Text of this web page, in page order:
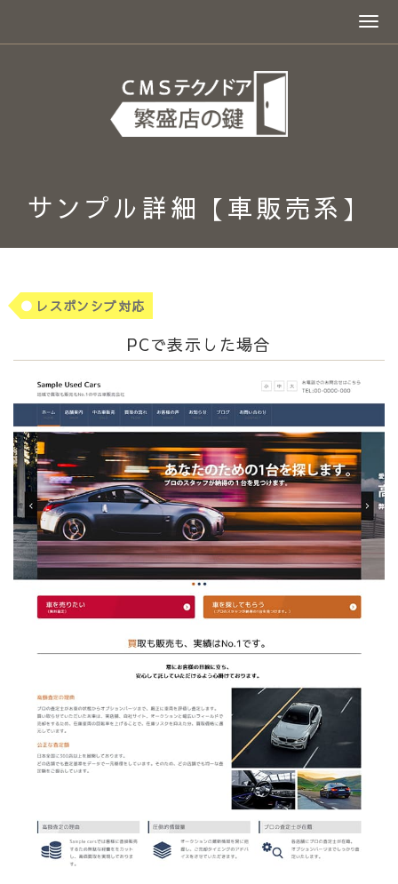
サンプル詳細【車販売系】
レスポンシブ対応
PCで表示した場合